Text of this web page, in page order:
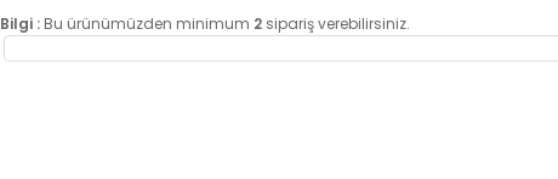
Bilgi : Bu ürünümüzden minimum 2 sipariş verebilirsiniz.